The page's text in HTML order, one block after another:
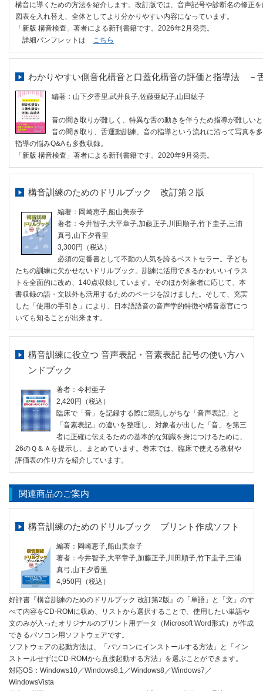
構音に導くための方法を紹介します。改訂版では、音声記号や診断名の修正
図表を入れ替え、全体としてより分かりやすい内容になっています。
「新版 構音検査」著者による新刊書籍です。2026年2月発売。
詳細パンフレットは こちら
わかりやすい側音化構音と口蓋化構音の評価と指導法 －
編著：山下夕香里,武井良子,佐藤亜紀子,山田紘子
音の聞き取りが難しく、特異な舌の動きを伴うため指導が難しい
音の聞き取り、舌運動訓練、音の指導という流れに沿って写真を
指導の悩みQ&Aも多数収録。
「新版 構音検査」著者による新刊書籍です。2020年9月発売。
構音訓練のためのドリルブック 改訂第２版
編著：岡崎恵子,船山美奈子
著者：今井智子,大平章子,加藤正子,川田順子,竹下圭子,三浦
真弓,山下夕香里
3,300円（税込）
必須の定番書として不動の人気を誇るベストセラー。子ども
たちの訓練に欠かせないドリルブック。訓練に活用できるかわいいイラス
トを全面的に改め、140点収録しています。そのほか対象者に応じて、本
書収録の語・文以外も活用するためのページを設けました。そして、充実
した「使用の手引き」により、日本語語音の音声学的特徴や構音器官につ
いても知ることが出来ます。
構音訓練に役立つ 音声表記・音素表記 記号の使い方ハ
ンドブック
著者：今村亜子
2,420円（税込）
臨床で「音」を記録する際に混乱しがちな「音声表記」と
「音素表記」の違いを整理し、対象者が出した「音」を第三
者に正確に伝えるための基本的な知識を身につけるために、
26のＱ＆Ａを提示し、まとめています。巻末では、臨床で使える教材や
評価表の作り方を紹介しています。
関連商品のご案内
構音訓練のためのドリルブック プリント作成ソフト
編著：岡崎恵子,船山美奈子
著者：今井智子,大平章子,加藤正子,川田順子,竹下圭子,三浦
真弓,山下夕香里
4,950円（税込）
好評書『構音訓練のためのドリルブック 改訂第2版』の「単語」と「文」のす
べて内容をCD-ROMに収め、リストから選択することで、使用したい単語や
文のみが入ったオリジナルのプリント用データ（Microsoft Word形式）が作成
できるパソコン用ソフトウェアです。
ソフトウェアの起動方法は、「パソコンにインストールする方法」と「イン
ストールせずにCD-ROMから直接起動する方法」を選ぶことができます。
対応OS：Windows10／Windows8.1／Windows8／Windows7／
WindowsVista